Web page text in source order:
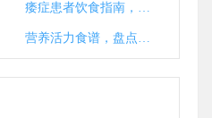
痿症患者饮食指南，哪些食物可缓解痿症状？
营养活力食谱，盘点十大健康食物